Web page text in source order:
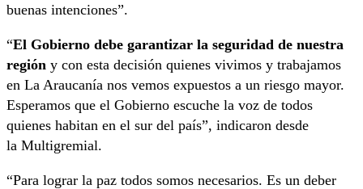
buenas intenciones”.
“El Gobierno debe garantizar la seguridad de nuestra
región y con esta decisión quienes vivimos y trabajamos
en La Araucanía nos vemos expuestos a un riesgo mayor.
Esperamos que el Gobierno escuche la voz de todos
quienes habitan en el sur del país”, indicaron desde
la Multigremial.
“Para lograr la paz todos somos necesarios. Es un deber